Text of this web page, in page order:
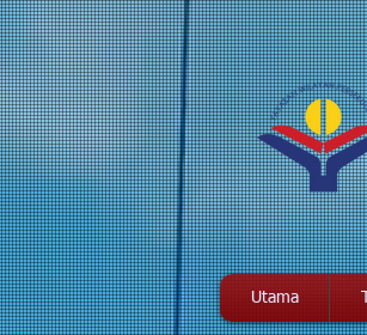
Utama